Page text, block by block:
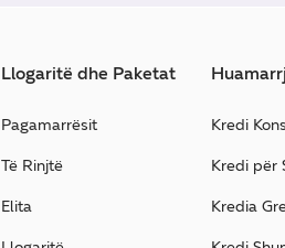
Llogaritë dhe Paketat
Pagamarrësit
Të Rinjtë
Elita
Kredi
Kredi për
Kredia